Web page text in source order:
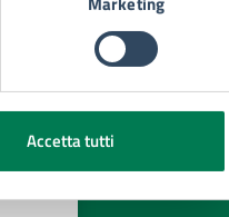
Accetta tutti